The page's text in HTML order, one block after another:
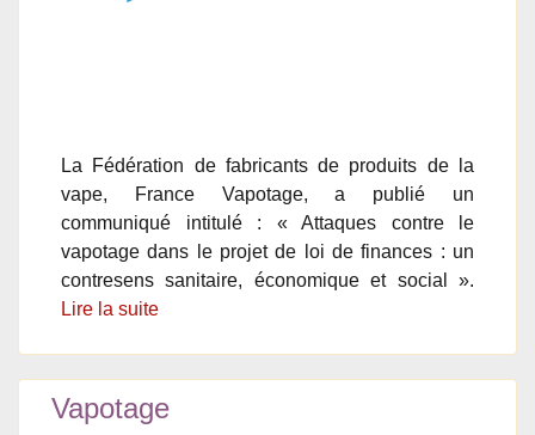
La Fédération de fabricants de produits de la
vape, France Vapotage, a publié un
communiqué intitulé : « Attaques contre le
vapotage dans le projet de loi de finances : un
contresens sanitaire, économique et social ».
Lire la suite
Vapotage